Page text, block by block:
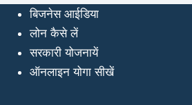
बिजनेस आईडिया
लोन कैसे लें
सरकारी योजनायें
ऑनलाइन योगा सीखें